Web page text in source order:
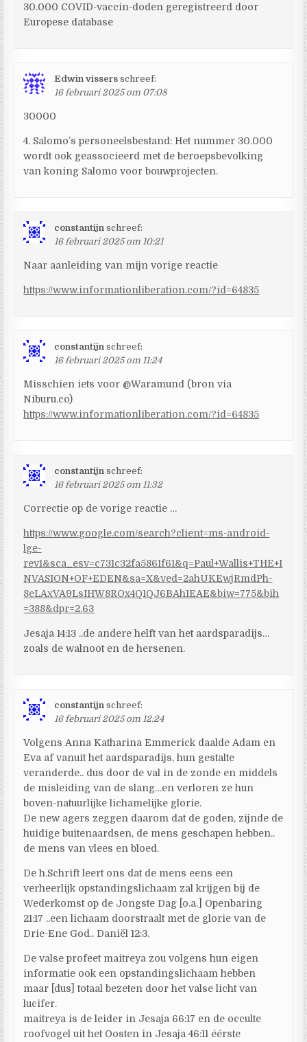
30.000 COVID-vaccin-doden geregistreerd door
Europese database
Edwin vissers schreef:
16 februari 2025 om 07:08
30000
4. Salomo’s personeelsbestand: Het nummer 30.000
wordt ook geassocieerd met de beroepsbevolking
van koning Salomo voor bouwprojecten.
constantijn schreef:
16 februari 2025 om 10:21
Naar aanleiding van mijn vorige reactie
https://www.informationliberation.com/?id=64835
constantijn schreef:
16 februari 2025 om 11:24
Misschien iets voor @Waramund (bron via
Niburu.co)
https://www.informationliberation.com/?id=64835
constantijn schreef:
16 februari 2025 om 11:32
Correctie op de vorige reactie …
https://www.google.com/search?client=ms-android-
lge-
rev1&sca_esv=c731c32fa5861f61&q=Paul+Wallis+THE+I
NVASION+OF+EDEN&sa=X&ved=2ahUKEwjRmdPh-
8eLAxVA9LsIHW8ROx4Q1QJ6BAh1EAE&biw=775&bih
=388&dpr=2.63
Jesaja 14:13 ..de andere helft van het aardsparadijs…
zoals de walnoot en de hersenen.
constantijn schreef:
16 februari 2025 om 12:24
Volgens Anna Katharina Emmerick daalde Adam en
Eva af vanuit het aardsparadijs, hun gestalte
veranderde.. dus door de val in de zonde en middels
de misleiding van de slang…en verloren ze hun
boven-natuurlijke lichamelijke glorie.
De new agers zeggen daarom dat de goden, zijnde de
huidige buitenaardsen, de mens geschapen hebben..
de mens van vlees en bloed.
De h.Schrift leert ons dat de mens eens een
verheerlijk opstandingslichaam zal krijgen bij de
Wederkomst op de Jongste Dag [o.a.] Openbaring
21:17 ..een lichaam doorstraalt met de glorie van de
Drie-Ene God.. Daniël 12:3.
De valse profeet maitreya zou volgens hun eigen
informatie ook een opstandingslichaam hebben
maar [dus] totaal bezeten door het valse licht van
lucifer.
maitreya is de leider in Jesaja 66:17 en de occulte
roofvogel uit het Oosten in Jesaja 46:11 éérste